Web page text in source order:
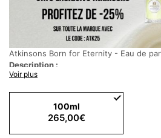
Atkinsons Born for Eternity - Eau de
Description :
Une composition parfumée
coriandre puissante et l'encens se
olfactive opulente. Une interprétation
non seulement la splendeur des
éternelle.
Voir plus
100ml
265,00€